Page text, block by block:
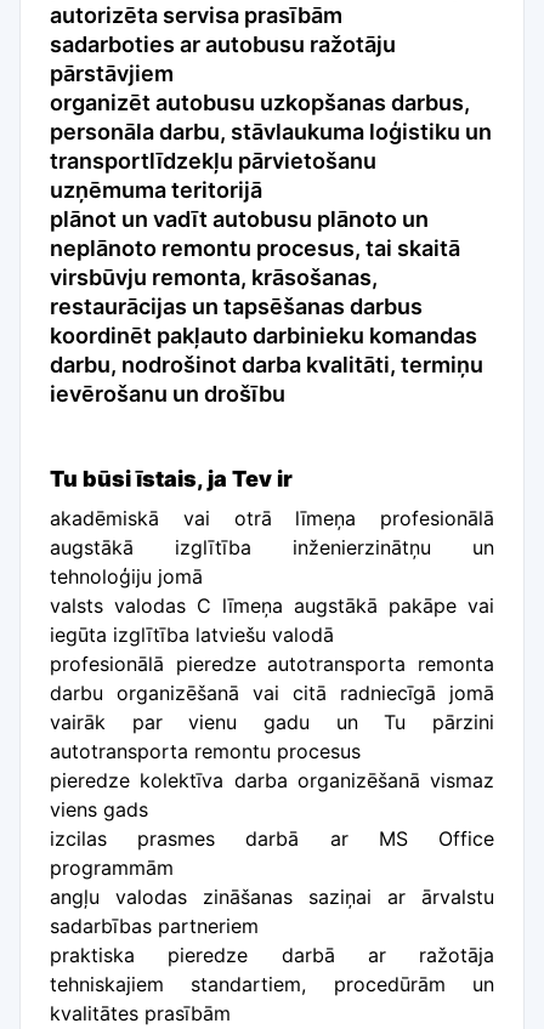
autorizēta servisa prasībām
sadarboties ar autobusu ražotāju
pārstāvjiem
organizēt autobusu uzkopšanas darbus,
personāla darbu, stāvlaukuma loģistiku un
transportlīdzekļu pārvietošanu
uzņēmuma teritorijā
plānot un vadīt autobusu plānoto un
neplānoto remontu procesus, tai skaitā
virsbūvju remonta, krāsošanas,
restaurācijas un tapsēšanas darbus
koordinēt pakļauto darbinieku komandas
darbu, nodrošinot darba kvalitāti, termiņu
ievērošanu un drošību
Tu būsi īstais, ja Tev ir
akadēmiskā vai otrā līmeņa profesionālā
augstākā izglītība inženierzinātņu un
tehnoloģiju jomā
valsts valodas C līmeņa augstākā pakāpe vai
iegūta izglītība latviešu valodā
profesionālā pieredze autotransporta remonta
darbu organizēšanā vai citā radniecīgā jomā
vairāk par vienu gadu un Tu pārzini
autotransporta remontu procesus
pieredze kolektīva darba organizēšanā vismaz
viens gads
izcilas prasmes darbā ar MS Office
programmām
angļu valodas zināšanas saziņai ar ārvalstu
sadarbības partneriem
praktiska pieredze darbā ar ražotāja
tehniskajiem standartiem, procedūrām un
kvalitātes prasībām